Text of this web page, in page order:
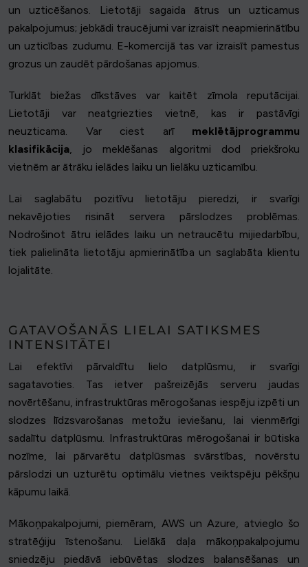
un uzticēšanos. Lietotāji sagaida ātrus un uzticamus
pakalpojumus; jebkādi traucējumi var izraisīt neapmierinātību
un uzticības zudumu. E-komercijā tas var izraisīt pamestus
grozus un zaudēt pārdošanas apjomus.
Turklāt biežas dīkstāves var kaitēt zīmola reputācijai.
Lietotāji var neatgriezties vietnē, kas ir pastāvīgi
neuzticama. Var ciest arī meklētājprogrammu
klasifikācija, jo meklēšanas algoritmi dod priekšroku
vietnēm ar ātrāku ielādes laiku un lielāku uzticamību.
Lai saglabātu pozitīvu lietotāju pieredzi, ir svarīgi
nekavējoties risināt servera pārslodzes problēmas.
Nodrošinot ātru ielādes laiku un netraucētu mijiedarbību,
tiek palielināta lietotāju apmierinātība un saglabāta klientu
lojalitāte.
GATAVOŠANĀS LIELAI SATIKSMES
INTENSITĀTEI
Lai efektīvi pārvaldītu lielo datplūsmu, ir svarīgi
sagatavoties. Tas ietver pašreizējās serveru jaudas
novērtēšanu, infrastruktūras mērogošanas iespēju izpēti un
slodzes līdzsvarošanas metožu ieviešanu, lai vienmērīgi
sadalītu datplūsmu. Infrastruktūras mērogošanai ir būtiska
nozīme, lai pārvarētu datplūsmas svārstības, novērstu
pārslodzi un uzturētu optimālu vietnes veiktspēju pēkšņu
kāpumu laikā.
Mākoņpakalpojumi, piemēram, AWS un Azure, atvieglo šo
stratēģiju īstenošanu. Lielākā daļa mākoņpakalpojumu
sniedzēju piedāvā iebūvētas slodzes balansēšanas un